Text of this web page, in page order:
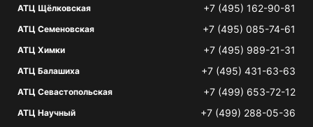
АТЦ Щёлковская +7 (495) 162-90-81
АТЦ Семеновская +7 (495) 085-74-61
АТЦ Химки +7 (495) 989-21-31
АТЦ Балашиха +7 (495) 431-63-63
АТЦ Севастопольская +7 (499) 653-72-12
АТЦ Научный +7 (499) 288-05-36